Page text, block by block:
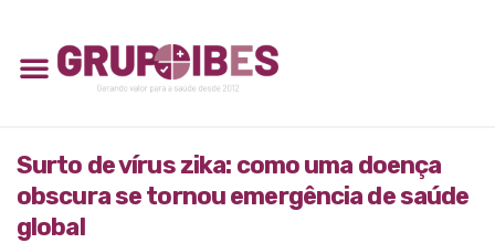
Surto de vírus zika: como uma doença
obscura se tornou emergência de saúde
global